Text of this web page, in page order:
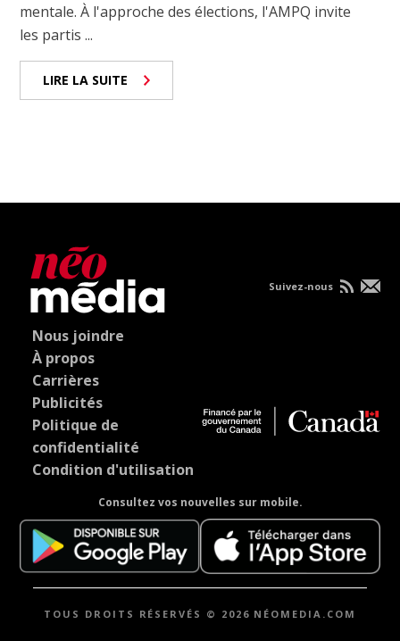
mentale. À l'approche des élections, l'AMPQ invite
les partis ...
LIRE LA SUITE
Nous joindre
À propos
Carrières
Publicités
Politique de
confidentialité
Condition d'utilisation
Consultez vos nouvelles sur mobile.
Suivez-nous
TOUS DROITS RÉSERVÉS © 2026 NÉOMEDIA.COM